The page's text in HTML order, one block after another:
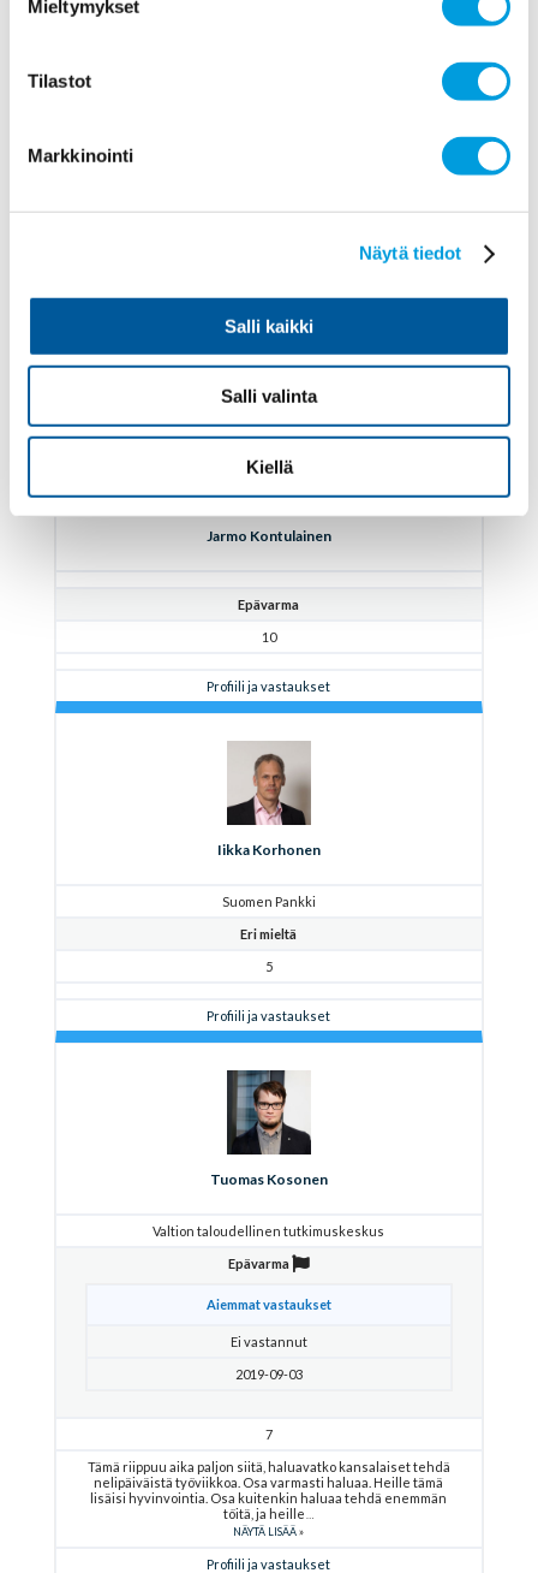
Mieltymykset
Tilastot
Markkinointi
Näytä tiedot
Salli kaikki
Salli valinta
Kiellä
6
Jarmo Kontulainen
Epävarma
10
Profiili ja vastaukset
Iikka Korhonen
Suomen Pankki
Eri mieltä
5
Profiili ja vastaukset
Tuomas Kosonen
Valtion taloudellinen tutkimuskeskus
Epävarma
Aiemmat vastaukset
Ei vastannut
2019-09-03
7
Tämä riippuu aika paljon siitä, haluavatko kansalaiset tehdä
nelipäiväistä työviikkoa. Osa varmasti haluaa. Heille tämä
lisäisi hyvinvointia. Osa kuitenkin haluaa tehdä enemmän
töitä, ja heille
NÄYTÄ LISÄÄ
Profiili ja vastaukset